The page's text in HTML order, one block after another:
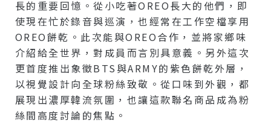
長的重要回憶。從小吃著OREO長大的他們，即
使現在忙於錄音與巡演，也經常在工作空檔享用
OREO餅乾。此次能與OREO合作，並將家鄉味
介紹給全世界，對成員而言別具意義。另外這次
更首度推出象徵BTS與ARMY的紫色餅乾外層，
以視覺設計向全球粉絲致敬。從口味到外觀，都
展現出濃厚韓流氛圍，也讓這款聯名商品成為粉
絲間高度討論的焦點。